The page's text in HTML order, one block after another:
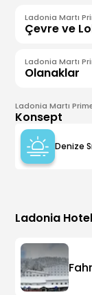
Ladonia Martı
Çevre ve
Ladonia Martı
Olanaklar
Ladonia Martı
Konsept
Denize
Ladonia